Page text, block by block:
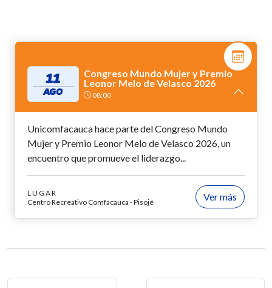
11
AGO
Congreso Mundo Mujer y Premio
Leonor Melo de Velasco 2026
08:00
Unicomfacauca hace parte del Congreso Mundo
Mujer y Premio Leonor Melo de Velasco 2026, un
encuentro que promueve el liderazgo...
LUGAR
Centro Recreativo Comfacauca - Pisojé
Ver más